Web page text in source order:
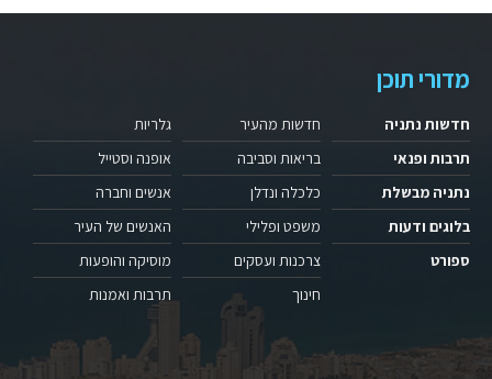
מדורי תוכן
חדשות נתניה
תרבות ופנאי
נתניה מבשלת
בלוגים ודעות
ספורט
חדשות מהעיר
בריאות וסביבה
כלכלה ונדלן
משפט ופלילי
צרכנות ועסקים
חינוך
גלריות
אופנה וסטייל
אנשים וחברה
האנשים של העיר
מוסיקה והופעות
תרבות ואמנות